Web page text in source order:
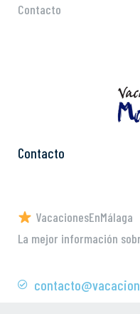
Contacto
Contacto
VacacionesEnMálaga
La mejor información